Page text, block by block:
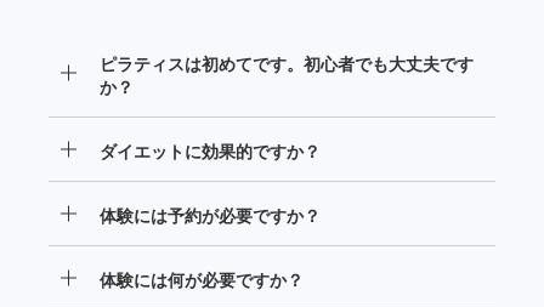
ピラティスは初めてです。初心者でも大丈夫です
か？
高額なイメージのマシンピラティスですが、当店では
安心の月額制で通うことができます。さらに、オープ
ン前の今なら、先着50名様のみ永久割引価格でご入会
いただけます。
ダイエットに効果的ですか？
当スタジオでは、マシンピラティスとウェイトトレー
ニングを組み合わせた、パーソナルのワークアウトを
行い、インナーとアウター両方の筋肉を鍛えることが
できますので、ダイエットに効果的です。
体験には予約が必要ですか？
当ホームページの「体験予約はこちら」からご予約の
上、ご来店ください。
体験には何が必要ですか？